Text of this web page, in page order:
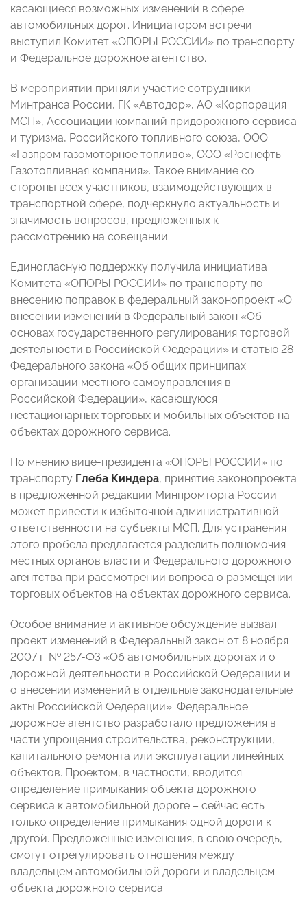
касающиеся возможных изменений в сфере
автомобильных дорог. Инициатором встречи
выступил Комитет «ОПОРЫ РОССИИ» по транспорту
и Федеральное дорожное агентство.
В мероприятии приняли участие сотрудники
Минтранса России, ГК «Автодор», АО «Корпорация
МСП», Ассоциации компаний придорожного сервиса
и туризма, Российского топливного союза, ООО
«Газпром газомоторное топливо», ООО «Роснефть -
Газотопливная компания». Такое внимание со
стороны всех участников, взаимодействующих в
транспортной сфере, подчеркнуло актуальность и
значимость вопросов, предложенных к
рассмотрению на совещании.
Единогласную поддержку получила инициатива
Комитета «ОПОРЫ РОССИИ» по транспорту по
внесению поправок в федеральный законопроект «О
внесении изменений в Федеральный закон «Об
основах государственного регулирования торговой
деятельности в Российской Федерации» и статью 28
Федерального закона «Об общих принципах
организации местного самоуправления в
Российской Федерации», касающуюся
нестационарных торговых и мобильных объектов на
объектах дорожного сервиса.
По мнению вице-президента «ОПОРЫ РОССИИ» по
транспорту Глеба Киндера, принятие законопроекта
в предложенной редакции Минпромторга России
может привести к избыточной административной
ответственности на субъекты МСП. Для устранения
этого пробела предлагается разделить полномочия
местных органов власти и Федерального дорожного
агентства при рассмотрении вопроса о размещении
торговых объектов на объектах дорожного сервиса.
Особое внимание и активное обсуждение вызвал
проект изменений в Федеральный закон от 8 ноября
2007 г. № 257-ФЗ «Об автомобильных дорогах и о
дорожной деятельности в Российской Федерации и
о внесении изменений в отдельные законодательные
акты Российской Федерации». Федеральное
дорожное агентство разработало предложения в
части упрощения строительства, реконструкции,
капитального ремонта или эксплуатации линейных
объектов. Проектом, в частности, вводится
определение примыкания объекта дорожного
сервиса к автомобильной дороге – сейчас есть
только определение примыкания одной дороги к
другой. Предложенные изменения, в свою очередь,
смогут отрегулировать отношения между
владельцем автомобильной дороги и владельцем
объекта дорожного сервиса.